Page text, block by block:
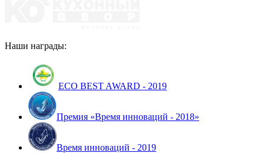
Наши награды:
ECO BEST AWARD - 2019
Премия «Время инноваций - 2018»
Время инноваций - 2019